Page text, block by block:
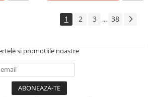
1 2 3 ... 38
si promotiile noastre